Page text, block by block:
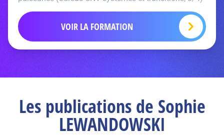
VOIR LA FORMATION
Les publications de Sophie
LEWANDOWSKI